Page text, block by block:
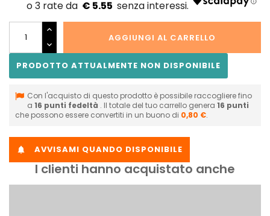
€ 5.55
AGGIUNGI AL CARRELLO
PRODOTTO ATTUALMENTE NON DISPONIBILE
Con l'acquisto di questo prodotto è possibile raccogliere fino
a 16 punti fedeltà . Il totale del tuo carrello genera 16 punti
che possono essere convertiti in un buono di 0,80 €.
 AVVISAMI QUANDO DISPONIBILE
I clienti hanno acquistato anche